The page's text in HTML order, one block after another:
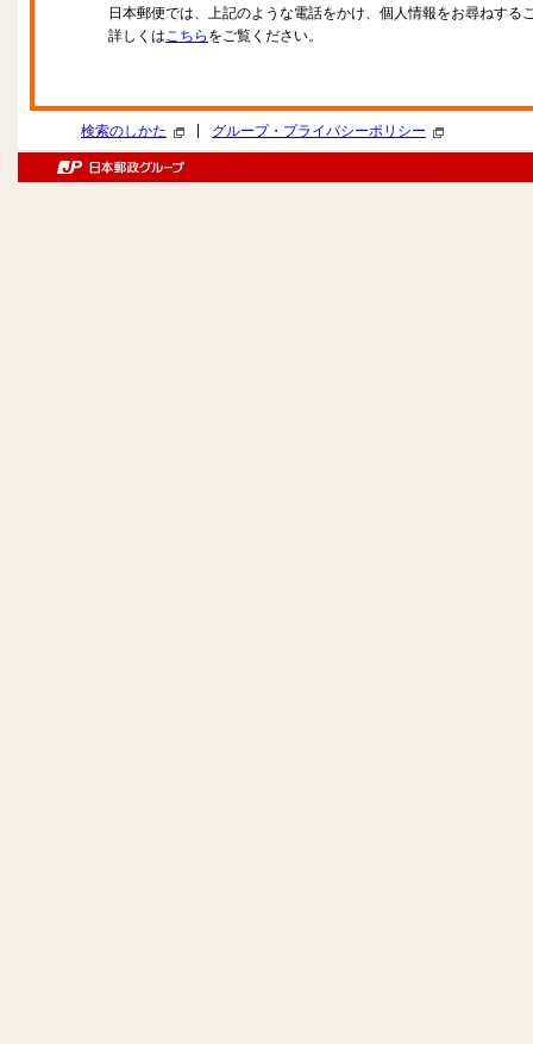
日本郵便では、上記のような電話をかけ、個人情報をお尋ねする
詳しくはこちら をご覧ください。
検索のしかた グループ・プライバシーポリシー